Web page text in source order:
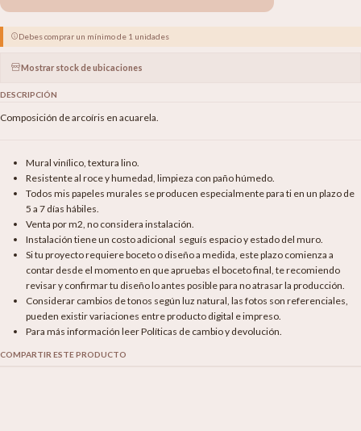
Debes comprar un mínimo de 1 unidades
Mostrar stock de ubicaciones
DESCRIPCIÓN
Composición de arcoíris en acuarela.
Mural vinílico, textura lino.
Resistente al roce y humedad, limpieza con paño húmedo.
Todos mis papeles murales se producen especialmente para ti en un plazo de
5 a 7 días hábiles.
Venta por m2, no considera instalación.
Instalación tiene un costo adicional seguís espacio y estado del muro.
Si tu proyecto requiere boceto o diseño a medida, este plazo comienza a
contar desde el momento en que apruebas el boceto final, te recomiendo
revisar y confirmar tu diseño lo antes posible para no atrasar la producción.
Considerar cambios de tonos según luz natural, las fotos son referenciales,
pueden existir variaciones entre producto digital e impreso.
Para más información leer Políticas de cambio y devolución.
COMPARTIR ESTE PRODUCTO